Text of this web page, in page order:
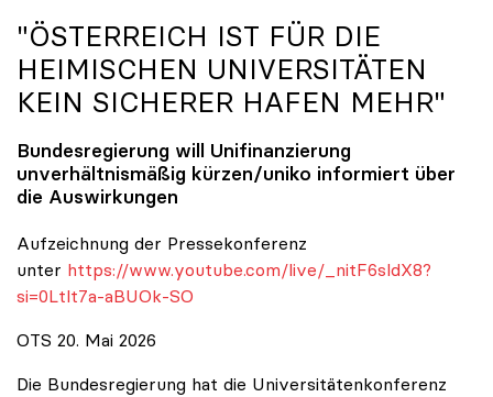
"ÖSTERREICH IST FÜR DIE
HEIMISCHEN UNIVERSITÄTEN
KEIN SICHERER HAFEN MEHR"
Bundesregierung will Unifinanzierung
unverhältnismäßig kürzen/uniko informiert über
die Auswirkungen
Aufzeichnung der Pressekonferenz
unter https://www.youtube.com/live/_nitF6sldX8?
si=0Ltlt7a-aBUOk-SO
OTS 20. Mai 2026
Die Bundesregierung hat die Universitätenkonferenz